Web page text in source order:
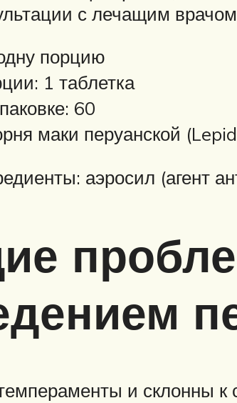
с лечащим
порцию
1 таблетка
60
маки перуанской
аэросил (агент
и склонны к